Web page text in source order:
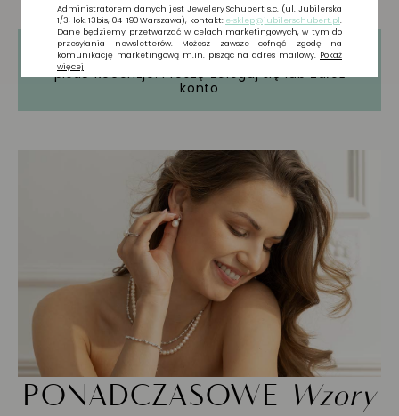
Tylko zarejestrowani użytkownicy mogą
pisać Recenzje. ProszęZaloguj sięlubZałóż
konto
PONADCZASOWE Wzory